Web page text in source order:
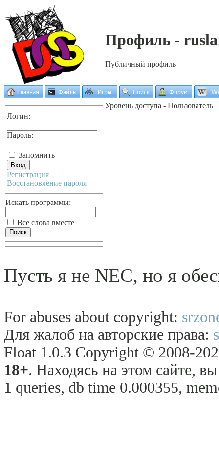
Профиль -
Публичный профиль
Логин:
Пароль:
Запомнить
Регистрация
Восстановление пароля
Искать программы:
Все слова вместе
Уровень доступа - Пользователь
Пусть я не NEC, но я
For abuses about copyright:
Для жалоб на авторские права:
Float 1.0.3 Copyright © 2008-
18+. Находясь на этом сайте,
1 queries, db time 0.000355,